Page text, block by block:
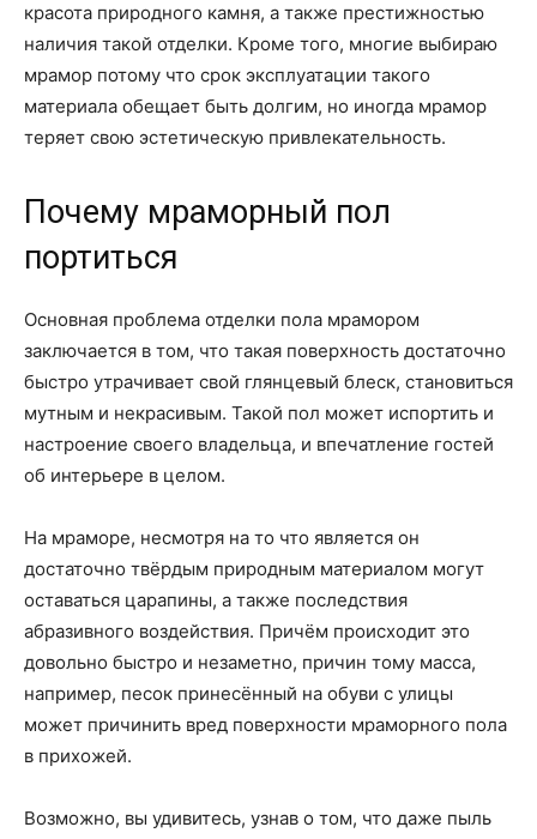
красота природного камня, а также престижностью
наличия такой отделки. Кроме того, многие выбираю
мрамор потому что срок эксплуатации такого
материала обещает быть долгим, но иногда мрамор
теряет свою эстетическую привлекательность.
Почему мраморный пол
портиться
Основная проблема отделки пола мрамором
заключается в том, что такая поверхность достаточно
быстро утрачивает свой глянцевый блеск, становиться
мутным и некрасивым. Такой пол может испортить и
настроение своего владельца, и впечатление гостей
об интерьере в целом.
На мраморе, несмотря на то что является он
достаточно твёрдым природным материалом могут
оставаться царапины, а также последствия
абразивного воздействия. Причём происходит это
довольно быстро и незаметно, причин тому масса,
например, песок принесённый на обуви с улицы
может причинить вред поверхности мраморного пола
в прихожей.
Возможно, вы удивитесь, узнав о том, что даже пыль